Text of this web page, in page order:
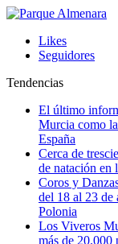
Likes
Seguidores
Tendencias
El último
Murcia como
España
Cerca de
de natación en
Coros y
del 18 al 23 de
Polonia
Los Viveros
más de 20.000